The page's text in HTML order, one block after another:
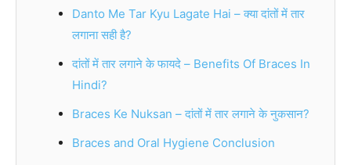
Danto Me Tar Kyu Lagate Hai – क्या दांतों में तार
लगाना सही है?
दांतों में तार लगाने के फायदे – Benefits Of Braces In
Hindi?
Braces Ke Nuksan – दांतों में तार लगाने के नुकसान?
Braces and Oral Hygiene Conclusion